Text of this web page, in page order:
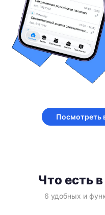
Посмотреть
Что есть
6 удобных и